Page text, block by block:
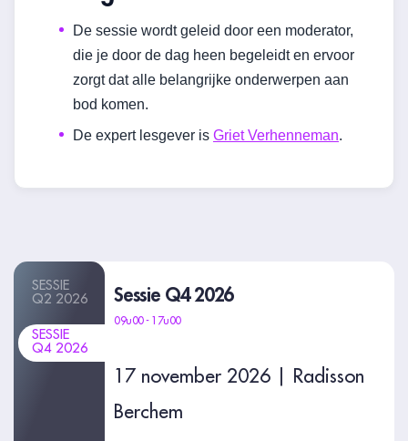
De sessie wordt geleid door een moderator,
die je door de dag heen begeleidt en ervoor
zorgt dat alle belangrijke onderwerpen aan
bod komen.
De expert lesgever is Griet Verhenneman.
SESSIE
Q2 2026
SESSIE
Q4 2026
Sessie Q4 2026
09u00 - 17u00
17 november 2026 | Radisson
Berchem